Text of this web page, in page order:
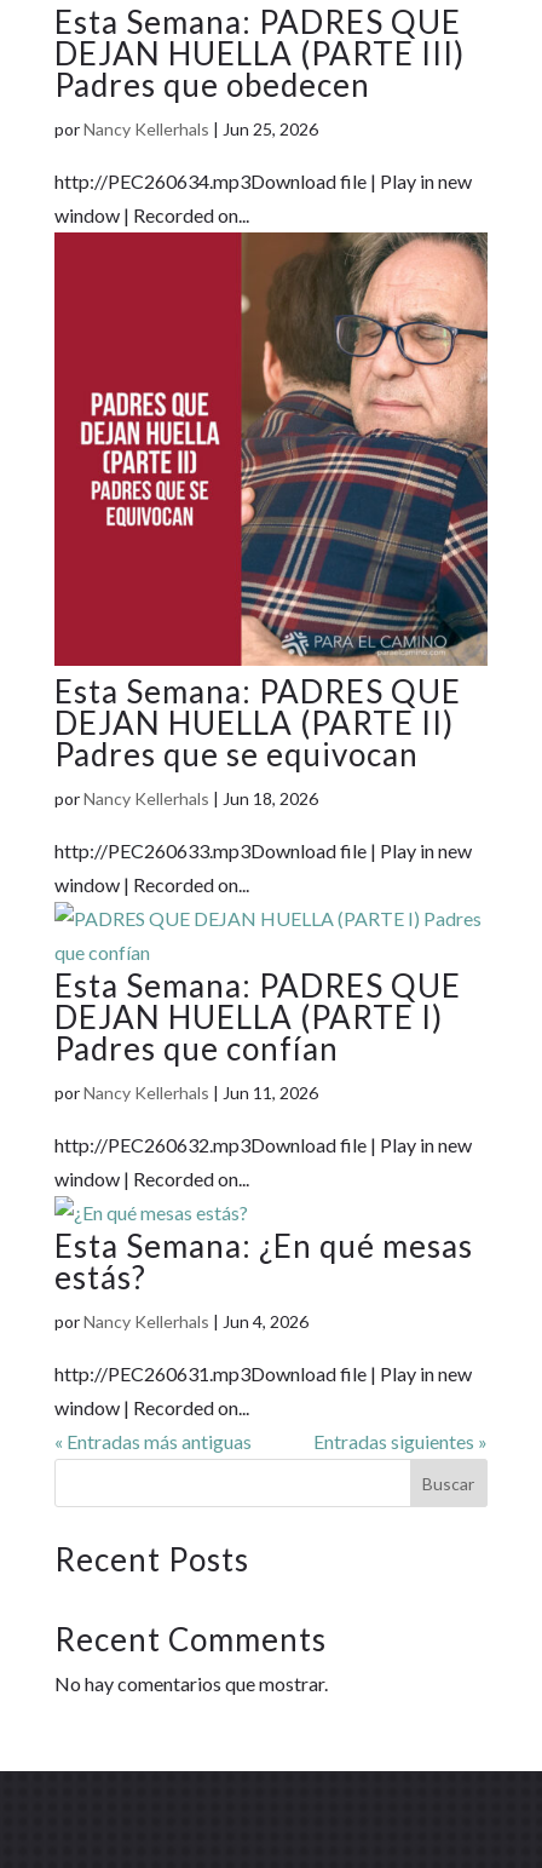
PADRES QUE
DEJAN HUELLA (PARTE III)
Padres que obedecen
porNancy Kellerhals | Jun 25, 2026
http://PEC260634.mp3Download file | Play in new
window | Recorded on...
PADRES QUE
DEJAN HUELLA (PARTE II)
Padres que se equivocan
porNancy Kellerhals | Jun 18, 2026
http://PEC260633.mp3Download file | Play in new
window | Recorded on...
PADRES QUE
DEJAN HUELLA (PARTE I)
Padres que confían
porNancy Kellerhals | Jun 11, 2026
http://PEC260632.mp3Download file | Play in new
window | Recorded on...
¿En qué mesas
estás?
porNancy Kellerhals | Jun 4, 2026
http://PEC260631.mp3Download file | Play in new
window | Recorded on...
« Entradas más antiguas
Entradas siguientes »
Buscar
Recent Posts
Recent Comments
No hay comentarios que mostrar.